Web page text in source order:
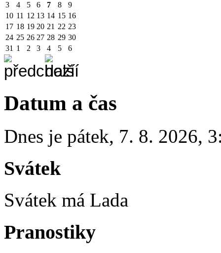
3
4 5 6 7 8
9
10 11 12 13 14 15 16
17 18 19 20 21 22 23
24 25 26 27 28 29 30
31 1 2 3 4 5 6
Datum a čas
Dnes je pátek, 7. 8. 2026,
Svátek
Svátek má Lada
Pranostiky